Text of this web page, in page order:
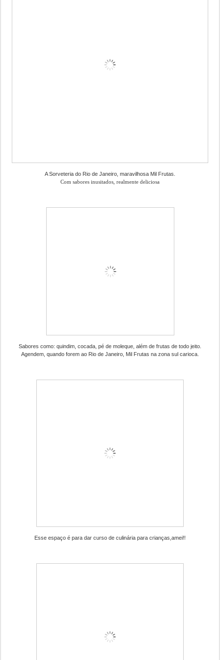
A Sorveteria do Rio de Janeiro, maravilhosa Mil Frutas.
Com sabores inusitados, realmente deliciosa
Sabores como: quindim, cocada, pé de moleque, além de frutas de todo jeito.
Agendem, quando forem ao Rio de Janeiro, Mil Frutas na zona sul carioca.
Esse espaço é para dar curso de culinária para crianças,amei!!